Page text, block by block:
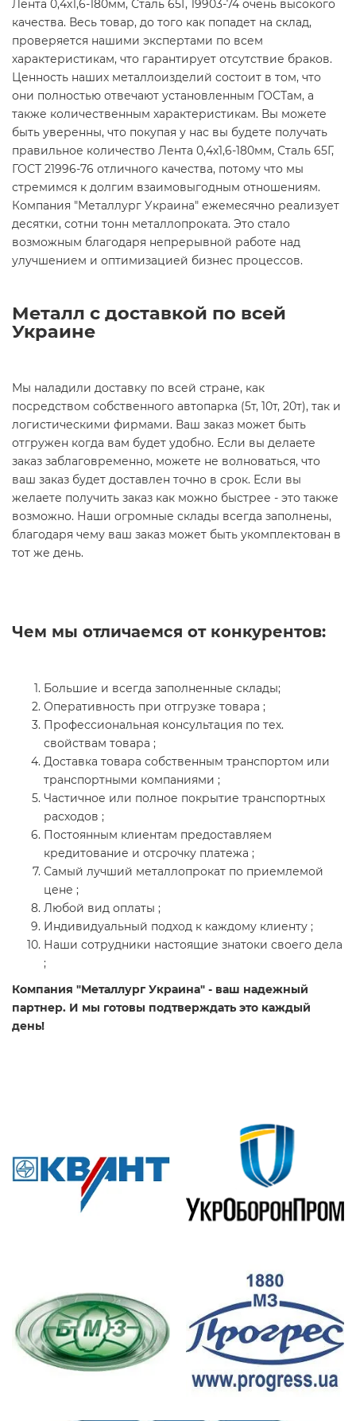
Лента 0,4х1,6-180мм, Сталь 65Г, 19903-74 очень высокого
качества. Весь товар, до того как попадет на склад,
проверяется нашими экспертами по всем
характеристикам, что гарантирует отсутствие браков.
Ценность наших металлоизделий состоит в том, что
они полностью отвечают установленным ГОСТам, а
также количественным характеристикам. Вы можете
быть уверенны, что покупая у нас вы будете получать
правильное количество Лента 0,4х1,6-180мм, Сталь 65Г,
ГОСТ 21996-76 отличного качества, потому что мы
стремимся к долгим взаимовыгодным отношениям.
Компания "Металлург Украина" ежемесячно реализует
десятки, сотни тонн металлопроката. Это стало
возможным благодаря непрерывной работе над
улучшением и оптимизацией бизнес процессов.
Металл с доставкой по всей
Украине
Мы наладили доставку по всей стране, как
посредством собственного автопарка (5т, 10т, 20т), так и
логистическими фирмами. Ваш заказ может быть
отгружен когда вам будет удобно. Если вы делаете
заказ заблаговременно, можете не волноваться, что
ваш заказ будет доставлен точно в срок. Если вы
желаете получить заказ как можно быстрее - это также
возможно. Наши огромные склады всегда заполнены,
благодаря чему ваш заказ может быть укомплектован в
тот же день.
Чем мы отличаемся от конкурентов:
Большие и всегда заполненные склады;
Оперативность при отгрузке товара ;
Профессиональная консультация по тех.
свойствам товара ;
Доставка товара собственным транспортом или
транспортными компаниями ;
Частичное или полное покрытие транспортных
расходов ;
Постоянным клиентам предоставляем
кредитование и отсрочку платежа ;
Самый лучший металлопрокат по приемлемой
цене ;
Любой вид оплаты ;
Индивидуальный подход к каждому клиенту ;
Наши сотрудники настоящие знатоки своего дела
;
Компания "Металлург Украина" - ваш надежный
партнер. И мы готовы подтверждать это каждый
день!